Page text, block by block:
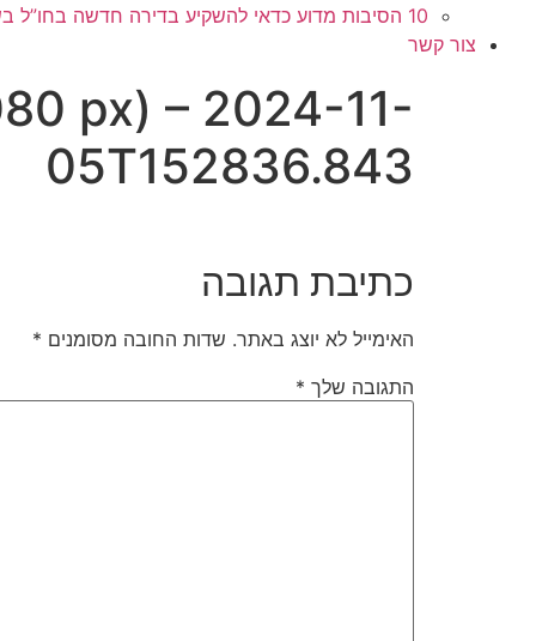
10 הסיבות מדוע כדאי להשקיע בדירה חדשה בחו”ל בשלב הפריסייל
צור קשר
px) – 2024-11-
05T152836.843
כתיבת תגובה
האימייל לא יוצג באתר. שדות החובה מסומנים *
התגובה שלך *